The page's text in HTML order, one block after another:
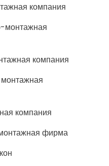
компания
монтажная
компания
компания
фирма